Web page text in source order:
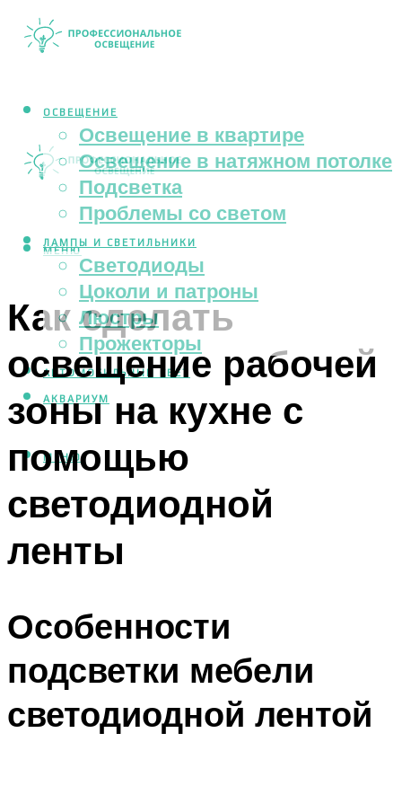
ОСВЕЩЕНИЕ
Освещение в квартире
Освещение в натяжном потолке
Подсветка
Проблемы со светом
ЛАМПЫ И СВЕТИЛЬНИКИ
Светодиоды
Цоколи и патроны
Люстры
Прожекторы
АВТОМОБИЛЬНЫЙ СВЕТ
АКВАРИУМ
МЕНЮ
МЕНЮ
Как сделать
освещение рабочей
зоны на кухне с
помощью
светодиодной
ленты
Особенности
подсветки мебели
светодиодной лентой